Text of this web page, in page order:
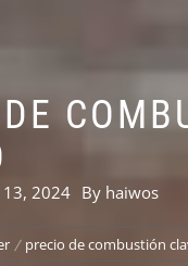
2024 By haiwos
precio de combustión